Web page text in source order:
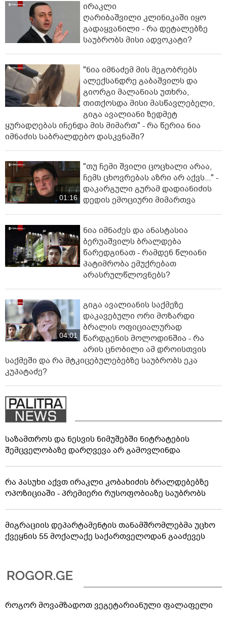
ირაკლი
ღარიბაშვილი კლინიკაში იყო
გადაყვანილი - რა დეტალებზე
საუბრობს მისი ადვოკატი?
"ნია იმნაძემ მის მეგობრებს
ალექსანდრე გაბაშვილს და
გიორგი მალანიას უთხრა,
თითქოსდა მისი მასწავლებელი,
გიგა ავალიანი ზედმეტ
ყურადღებას იჩენდა მის მიმართ" - რა წერია ნია
იმნაძის საბრალდებო დასკვნაში?
01:16
"თუ ჩემი შვილი ცოცხალი არაა,
ჩემს ცხოვრებას აზრი არ აქვს..." -
დაკარგული გურამ დადიანიძის
დედის ემოციური მიმართვა
ნია იმნაძეს და ანასტასია
ბერუაშვილს ბრალდება
წარედგინათ - რამდენ წლიანი
პატიმრობა ემუქრებათ
არასრულწლოვნებს?
04:01
გიგა ავალიანის საქმეზე
დაკავებული ორი მოზარდი
ბრალის ოფიციალურად
წარდგენის მოლოდინშია - რა
არის ცნობილი ამ დროისთვის
საქმეში და რა მტკიცებულებებზე საუბრობს ეკა
კუპატაძე?
საზამთროს და ნესვის ნიმუშებში ნიტრატების
შემცველობაზე დარღვევა არ გამოვლინდა
რა პასუხი აქვთ ირაკლი კობახიძის ბრალდებებზე
ოპოზიციაში - პრემიერი რუსოფობიაზე საუბრობს
მიგრაციის დეპარტამენტის თანამშრომლებმა უცხო
ქვეყნის 55 მოქალაქე საქართველოდან გააძევეს
როგორ მოვამზადოთ ვეგეტარიანული ფალაფელი